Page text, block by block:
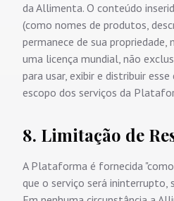
da Allimenta. O conteúdo
(como nomes de produtos,
permanece de sua propriedade,
uma licença mundial, não
para usar, exibir e distribuir
escopo dos serviços da
8. Limitação de
A Plataforma é fornecida
que o serviço será ininterrupto,